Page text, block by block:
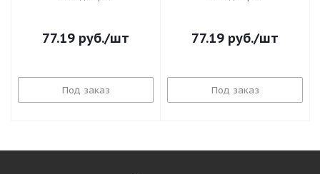
77.19 руб./шт
Под заказ
77.19 руб./шт
Под заказ